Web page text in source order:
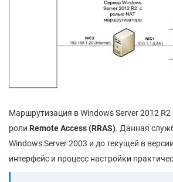
Маршрутизация в Windows Server 2012 R2
роли Remote Access (RRAS). Данная
Windows Server 2003 и до текущей в
интерфейс и процесс настройки